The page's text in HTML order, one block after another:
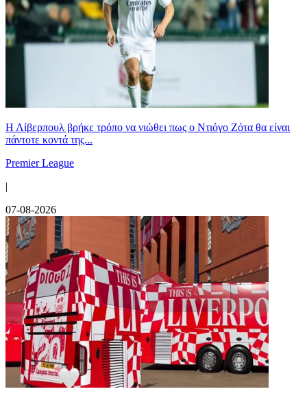
Η Λίβερπουλ βρήκε τρόπο να νιώθει πως ο Ντιόγο Ζότα θα είναι
πάντοτε κοντά της...
Premier League
|
07-08-2026